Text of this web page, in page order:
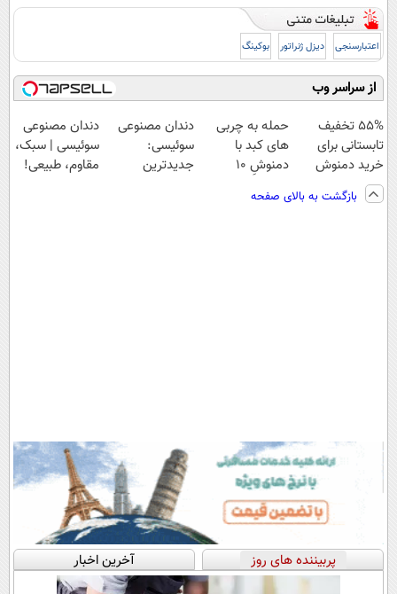
اعتبارسنجی دیزل ژنراتور بوکینگ
از سراسر وب
55% تخفیف
تابستانی برای
خرید دمنوش
پاکسازی کبد
حمله به چربی
های کبد با
دمنوشِ 10
امشب)
دندان مصنوعی
سوئیسی:
جدیدترین
دندان مصنوعی
سوئیسی | سبک،
مقاوم، طبیعی!
بازگشت به بالای صفحه
پربیننده های روز آخرین اخبار